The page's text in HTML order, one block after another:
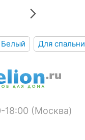
Белый Для спальни
18:00 (Москва)